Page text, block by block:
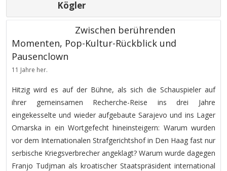
Kögler
Zwischen berührenden
Momenten, Pop-Kultur-Rückblick und
Pausenclown
11 Jahre her.
Hitzig wird es auf der Bühne, als sich die Schauspieler auf
ihrer gemeinsamen Recherche-Reise ins drei Jahre
eingekesselte und wieder aufgebaute Sarajevo und ins Lager
Omarska in ein Wortgefecht hineinsteigern: Warum wurden
vor dem Internationalen Strafgerichtshof in Den Haag fast nur
serbische Kriegsverbrecher angeklagt? Warum wurde dagegen
Franjo Tudjman als kroatischer Staatspräsident international